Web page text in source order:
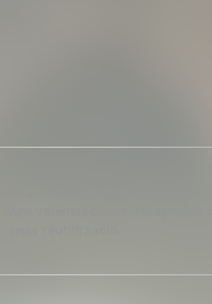
l'ús del contingut editorial
Fotografies